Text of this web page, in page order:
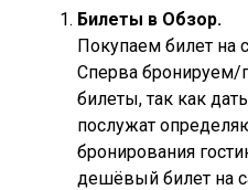
Билеты в Обзор.
Покупаем билет на
Сперва бронируем/
билеты, так как
послужат
бронирования
дешёвый билет на